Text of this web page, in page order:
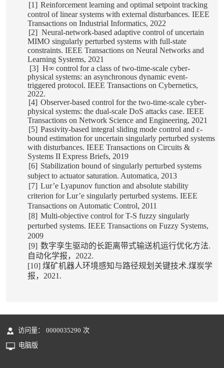
[1] Reinforcement learning and optimal setpoint tracking
control oflinearsystems with external disturbances. IEEE
Transactions on Industrial Informatics, 2022
[2] Neural-network-based adaptive control of uncertain
MIMO singularly perturbed systems with full-state
constraints. IEEE Transactions on Neural Networks and
Learning Systems, 2021
[3] H∞ control for a class of two-time-scale cyber-
physical systems: an asynchronous dynamic event-
triggered protocol. IEEE Transactions on Cybernetics,
2022.
[4] Observer-based control for the two-time-scale cyber-
physical systems: the dual-scale DoS attacks case. IEEE
Transactions on Network Science and Engineering, 2021
[5] Passivity-based integral sliding mode control and ε-
bound estimation for uncertain singularly perturbed systems
with disturbances. IEEE Transactions on Circuits &
Systems II Express Briefs, 2019
[6] Stabilization bound of singularly perturbed systems
subject to actuator saturation. Automatica, 2013
[7] Lur’e Lyapunov function and absolute stability
criterion for Lur’e singularly perturbed systems. IEEE
Transactions on Automatic Control, 2011
[8] Multi-objective control for T-S fuzzy singularly
perturbed systems. IEEE Transactions on Fuzzy Systems,
2009
[9] 数字孪生驱动的长距离带式输送机运行优化方法.
自动化学报， 2022.
[10] 煤矿机器人环境感知与路径规划关键技术.煤炭学
报， 2021.
访问量： 0000035290 次
电脑版